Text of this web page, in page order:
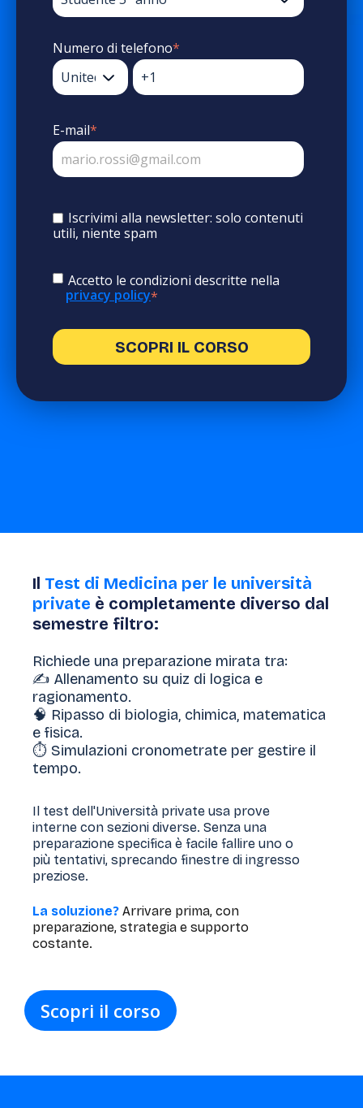
Numero di telefono*
E-mail*
Iscrivimi alla newsletter: solo contenuti
utili, niente spam
Accetto le condizioni descritte nella
privacy policy*
Il Test di Medicina per le università
private è completamente diverso dal
semestre filtro:
Richiede una preparazione mirata tra:
✍️ Allenamento su quiz di logica e
ragionamento.
🧠 Ripasso di biologia, chimica, matematica
e fisica.
⏱️ Simulazioni cronometrate per gestire il
tempo.
Il test dell'Università private usa prove
interne con sezioni diverse. Senza una
preparazione specifica è facile fallire uno o
più tentativi, sprecando finestre di ingresso
preziose.
La soluzione? Arrivare prima, con
preparazione, strategia e supporto
costante.
Scopri il corso